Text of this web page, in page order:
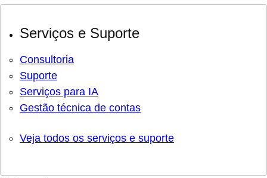
Serviços e Suporte
Consultoria
Suporte
Serviços para IA
Gestão técnica de contas
Veja todos os serviços e suporte